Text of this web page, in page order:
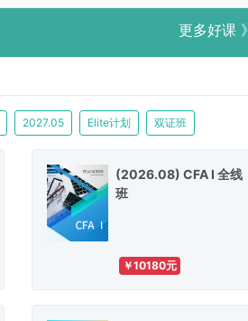
更多好课 》
2027.05 Elite计划 双证班
(2026.08) CFA I 全线
班
￥10180元